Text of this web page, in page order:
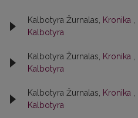
Kalbotyra Žurnalas, Kronika
Kalbotyra
Kalbotyra Žurnalas, Kronika
Kalbotyra
Kalbotyra Žurnalas, Kronika
Kalbotyra